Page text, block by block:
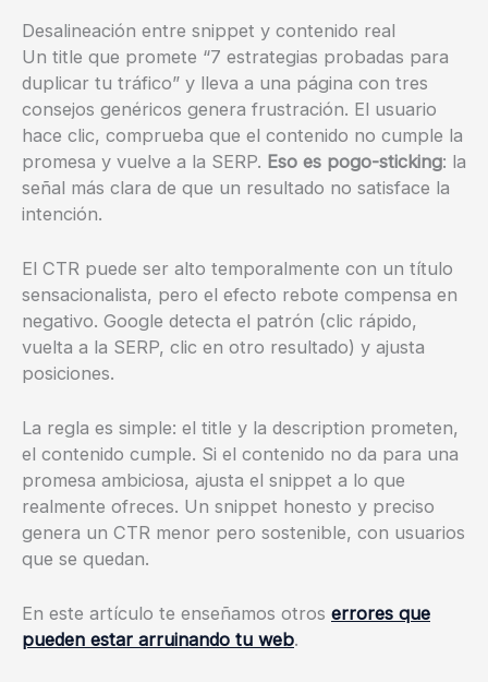
Desalineación entre snippet y contenido real
Un title que promete “7 estrategias probadas para
duplicar tu tráfico” y lleva a una página con tres
consejos genéricos genera frustración. El usuario
hace clic, comprueba que el contenido no cumple la
promesa y vuelve a la SERP. Eso es pogo-sticking: la
señal más clara de que un resultado no satisface la
intención.
El CTR puede ser alto temporalmente con un título
sensacionalista, pero el efecto rebote compensa en
negativo. Google detecta el patrón (clic rápido,
vuelta a la SERP, clic en otro resultado) y ajusta
posiciones.
La regla es simple: el title y la description prometen,
el contenido cumple. Si el contenido no da para una
promesa ambiciosa, ajusta el snippet a lo que
realmente ofreces. Un snippet honesto y preciso
genera un CTR menor pero sostenible, con usuarios
que se quedan.
En este artículo te enseñamos otros errores que
pueden estar arruinando tu web.